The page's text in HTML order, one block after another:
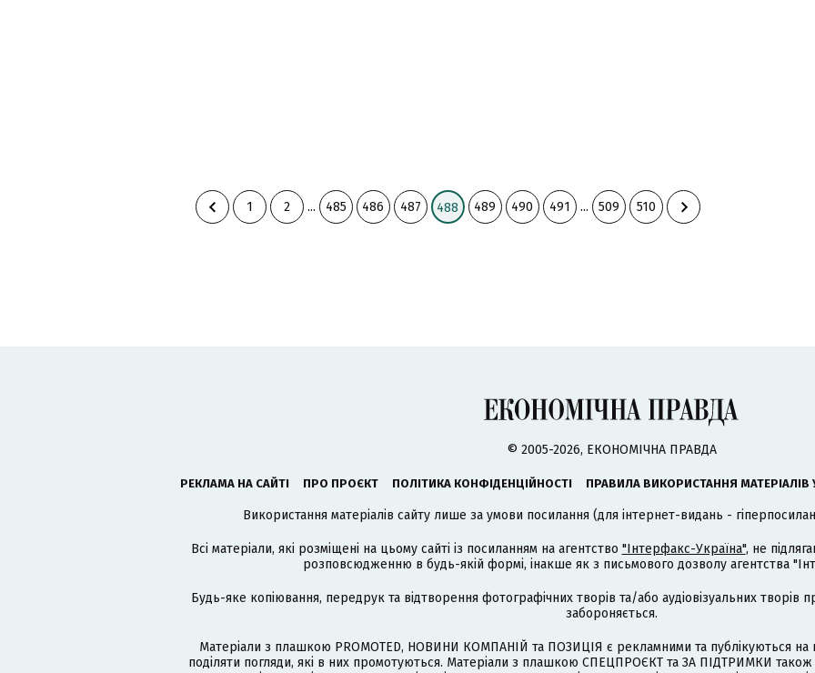
1 2 ... 485 486 487 488 489 490 491 ... 509 510
© 2005-2026, ЕКОНОМІЧНА ПРАВДА
РЕКЛАМА НА САЙТІ ПРО ПРОЄКТ ПОЛІТИКА КОНФІДЕНЦІЙНОСТІ ПРАВИЛА ВИКОРИСТАННЯ МАТЕРІАЛІВ
Використання матеріалів сайту лише за умови посилання (для інтернет-видань -
Всі матеріали, які розміщені на цьому сайті із посиланням на агентство "Інтерфакс-Україна", не
розповсюдженню в будь-якій формі, інакше як з письмового дозволу агентства
Будь-яке копіювання, передрук та відтворення фотографічних творів та/або аудіовізуальних
забороняється.
Матеріали з плашкою PROMOTED, НОВИНИ КОМПАНІЙ та ПОЗИЦІЯ є рекламними та публікуються на
поділяти погляди, які в них промотуються. Матеріали з плашкою СПЕЦПРОЄКТ та ЗА ПІДТРИМКИ